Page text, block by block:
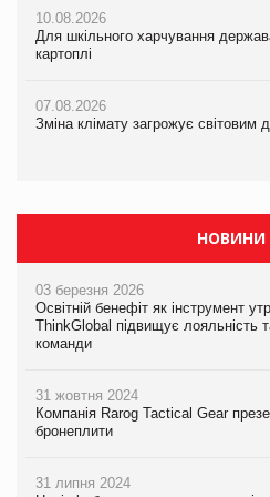
10.08.2026
Для шкільного харчування
картоплі
07.08.2026
Зміна клімату загрожує
07.08.2026
EVA.UA запустила кампанію
Криза у Китаї може спричинити
економіки
Kraft Heinz скоротила збиток у
НОВИНИ
03 березня 2026
Освітній бенефіт як інструмент
ThinkGlobal підвищує лояльність
команди
31 жовтня 2024
Компанія Rarog Tactical Gear
бронеплити
31 липня 2024